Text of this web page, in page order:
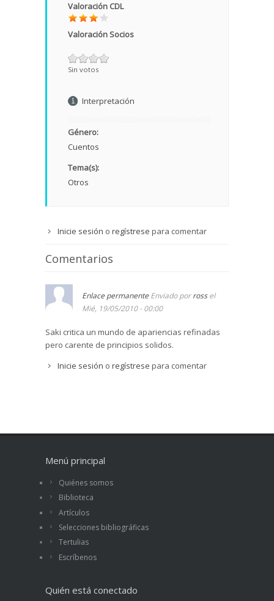
Valoración CDL
Valoración Socios
Sin votos
Interpretación
Género:
Cuentos
Tema(s):
Otros
Inicie sesión o regístrese para comentar
Comentarios
Enlace permanente Enviado porrossel
Mié, 19/05/2010 - 00:00
Saki critica un mundo de apariencias refinadas
pero carente de principios solidos.
Inicie sesión o regístrese para comentar
Menú principal
Quiénes somos
Biblioteca
Artículos
Selecciones bibliográficas
Tertulias
Escríbenos
Quién está conectado